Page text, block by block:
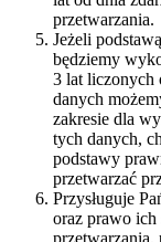
przetwarzania.
Jeżeli
będziemy
3 lat liczonych
danych
zakresie dla
tych danych,
podstawy
przetwarzać
Przysługuje
oraz prawo ich